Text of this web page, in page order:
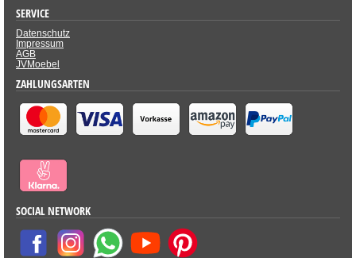
SERVICE
Datenschutz
Impressum
AGB
JVMoebel
ZAHLUNGSARTEN
SOCIAL NETWORK